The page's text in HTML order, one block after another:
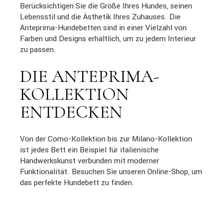
Berücksichtigen Sie die Größe Ihres Hundes, seinen
Lebensstil und die Ästhetik Ihres Zuhauses. Die
Anteprima-Hundebetten sind in einer Vielzahl von
Farben und Designs erhältlich, um zu jedem Interieur
zu passen.
DIE ANTEPRIMA-
KOLLEKTION
ENTDECKEN
Von der Como-Kollektion bis zur Milano-Kollektion
ist jedes Bett ein Beispiel für italienische
Handwerkskunst verbunden mit moderner
Funktionalität. Besuchen Sie unseren Online-Shop, um
das perfekte Hundebett zu finden.